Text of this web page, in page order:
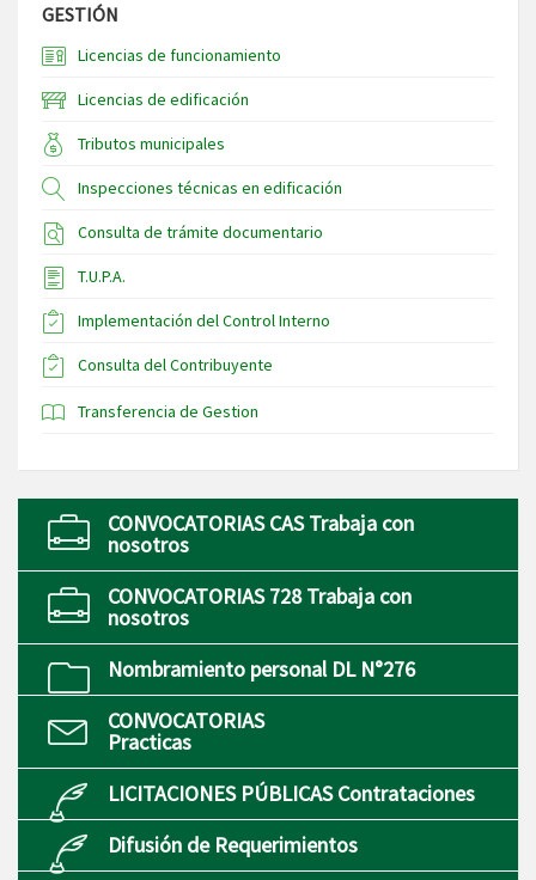
GESTIÓN
Licencias de funcionamiento
Licencias de edificación
Tributos municipales
Inspecciones técnicas en edificación
Consulta de trámite documentario
T.U.P.A.
Implementación del Control Interno
Consulta del Contribuyente
Transferencia de Gestion
CONVOCATORIAS CAS Trabaja con
nosotros
CONVOCATORIAS 728 Trabaja con
nosotros
Nombramiento personal DL N°276
CONVOCATORIAS
Practicas
LICITACIONES PÚBLICAS Contrataciones
Difusión de Requerimientos